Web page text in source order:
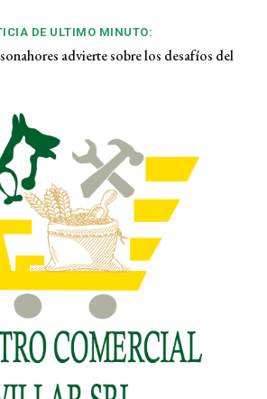
DE ULTIMO MINUTO:
Ramos fundador del Grupo Ramos